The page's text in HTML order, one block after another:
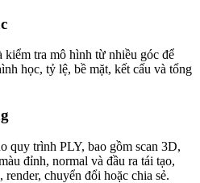
tra mô hình từ nhiều góc để
học, tỷ lệ, bề mặt, kết cấu và tổng
quy trình PLY, bao gồm scan 3D,
đỉnh, normal và đầu ra tái tạo,
chuyển đổi hoặc chia sẻ.